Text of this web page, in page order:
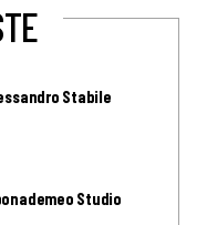
Stabile
Studio